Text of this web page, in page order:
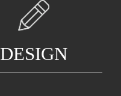
DESIGN